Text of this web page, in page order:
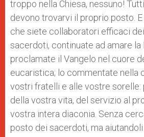
troppo nella Chiesa, nessuno!
devono trovarvi il proprio posto.
che siete collaboratori efficaci
sacerdoti, continuate ad amare la
proclamate il Vangelo nel cuore
eucaristica; lo commentate nella
vostri fratelli e alle vostre
della vostra vita, del servizio al
vostra intera diaconia. Senza
posto dei sacerdoti, ma